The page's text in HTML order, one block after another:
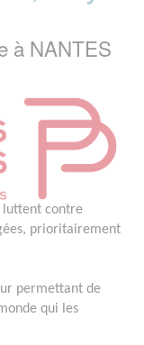
à NANTES
luttent contre
prioritairement
permettant de
qui les